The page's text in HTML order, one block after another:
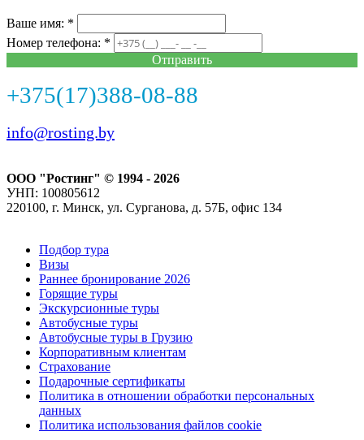
Ваше имя: *
Номер телефона: *
Отправить
+375(17)388-08-88
info@rosting.by
ООО "Ростинг" © 1994 - 2026
УНП: 100805612
220100, г. Минск, ул. Сурганова, д. 57Б, офис 134
Подбор тура
Визы
Раннее бронирование 2026
Горящие туры
Экскурсионные туры
Автобусные туры
Автобусные туры в Грузию
Корпоративным клиентам
Страхование
Подарочные сертификаты
Политика в отношении обработки персональных
данных
Политика использования файлов cookie